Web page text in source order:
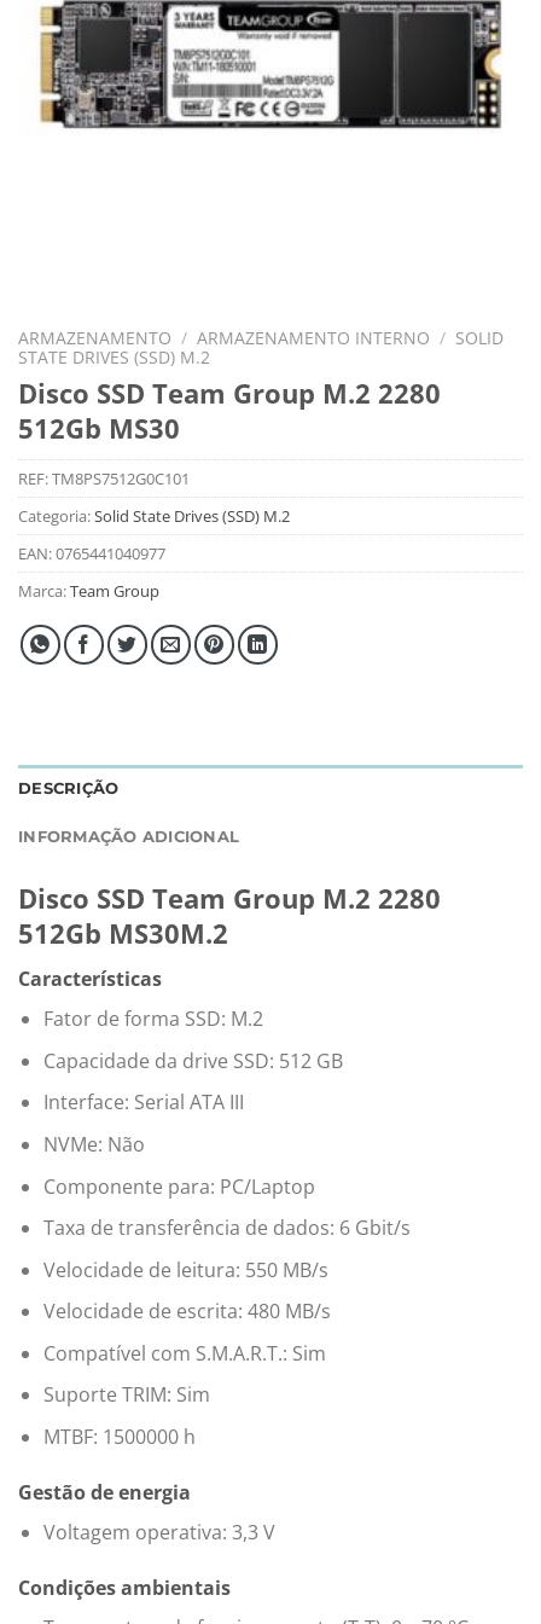
ARMAZENAMENTO / ARMAZENAMENTO INTERNO / SOLID
STATE DRIVES (SSD) M.2
Disco SSD Team Group M.2 2280
512Gb MS30
REF:TM8PS7512G0C101
Categoria:Solid State Drives (SSD) M.2
EAN:0765441040977
Marca:Team Group
DESCRIÇÃO
INFORMAÇÃO ADICIONAL
Disco SSD Team Group M.2 2280
512Gb MS30M.2
Características
Fator de forma SSD: M.2
Capacidade da drive SSD: 512 GB
Interface: Serial ATA III
NVMe: Não
Componente para: PC/Laptop
Taxa de transferência de dados: 6 Gbit/s
Velocidade de leitura: 550 MB/s
Velocidade de escrita: 480 MB/s
Compatível com S.M.A.R.T.: Sim
Suporte TRIM: Sim
MTBF: 1500000 h
Gestão de energia
Voltagem operativa: 3,3 V
Condições ambientais